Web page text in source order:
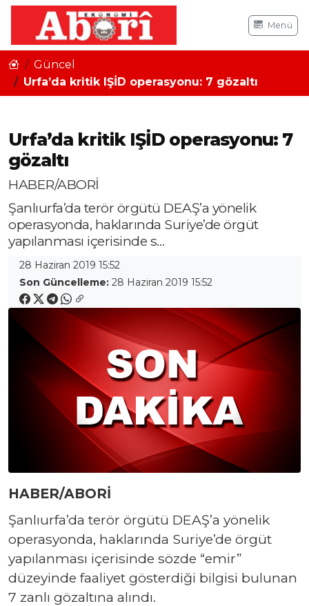
Menü
Güncel
Urfa’da kritik IŞİD operasyonu: 7 gözaltı
Urfa’da kritik IŞİD operasyonu: 7
gözaltı
HABER/ABORİ
Şanlıurfa’da terör örgütü DEAŞ’a yönelik
operasyonda, haklarında Suriye’de örgüt
yapılanması içerisinde s…
28 Haziran 2019 15:52
Son Güncelleme: 28 Haziran 2019 15:52
HABER/ABORİ
Şanlıurfa’da terör örgütü DEAŞ’a yönelik
operasyonda, haklarında Suriye’de örgüt
yapılanması içerisinde sözde “emir”
düzeyinde faaliyet gösterdiği bilgisi bulunan
7 zanlı gözaltına alındı.